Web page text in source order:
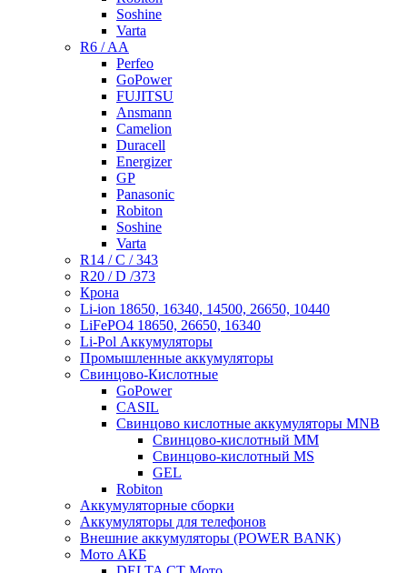
Soshine
Varta
R6 / AA
Perfeo
GoPower
FUJITSU
Ansmann
Camelion
Duracell
Energizer
GP
Panasonic
Robiton
Soshine
Varta
R14 / C / 343
R20 / D /373
Крона
Li-ion 18650, 16340, 14500, 26650, 10440
LiFePO4 18650, 26650, 16340
Li-Pol Аккумуляторы
Промышленные аккумуляторы
Свинцово-Кислотные
GoPower
CASIL
Свинцово кислотные аккумуляторы MNB
Cвинцово-кислотный MM
Cвинцово-кислотный MS
GEL
Robiton
Аккумуляторные сборки
Аккумуляторы для телефонов
Внешние аккумуляторы (POWER BANK)
Мото АКБ